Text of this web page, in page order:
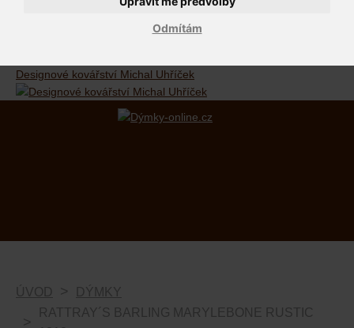
Odmítám
Designové kovářství Michal Uhříček
ÚVOD
DÝMKY
RATTRAY´S BARLING MARYLEBONE RUSTIC